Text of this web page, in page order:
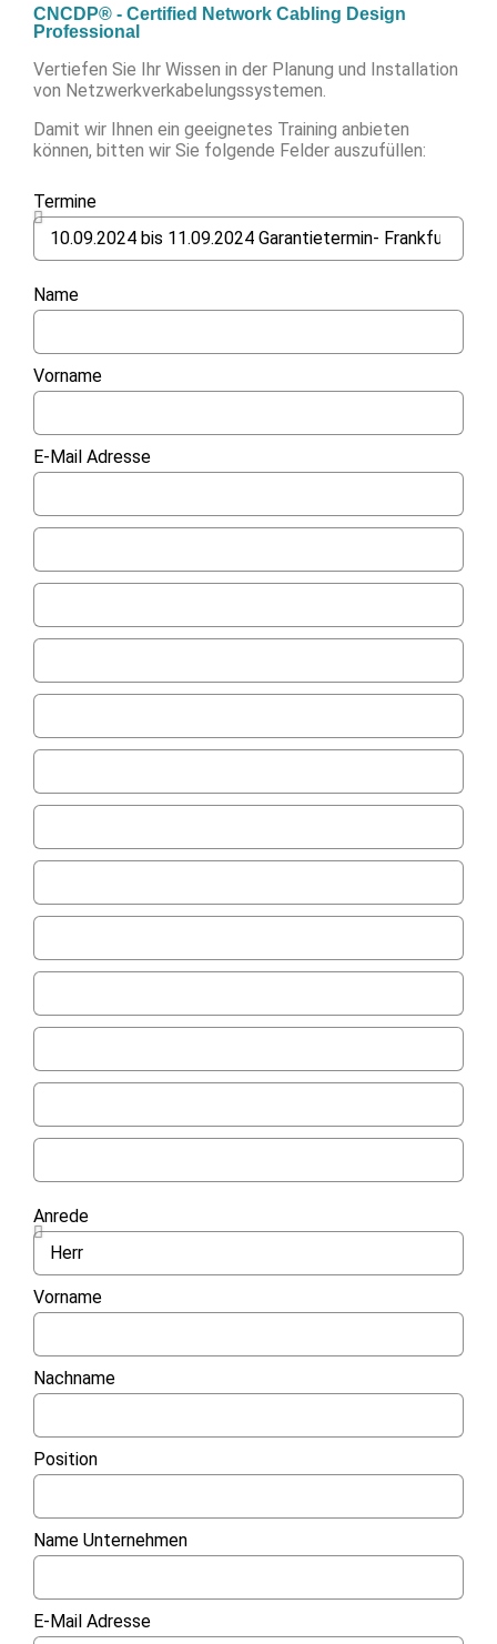
CNCDP® - Certified Network Cabling Design
Professional
Vertiefen Sie Ihr Wissen in der Planung und Installation
von Netzwerkverkabelungssystemen.
Damit wir Ihnen ein geeignetes Training anbieten
können, bitten wir Sie folgende Felder auszufüllen:
Termine
Name
Vorname
E-Mail Adresse
Anrede
Vorname
Nachname
Position
Name Unternehmen
E-Mail Adresse